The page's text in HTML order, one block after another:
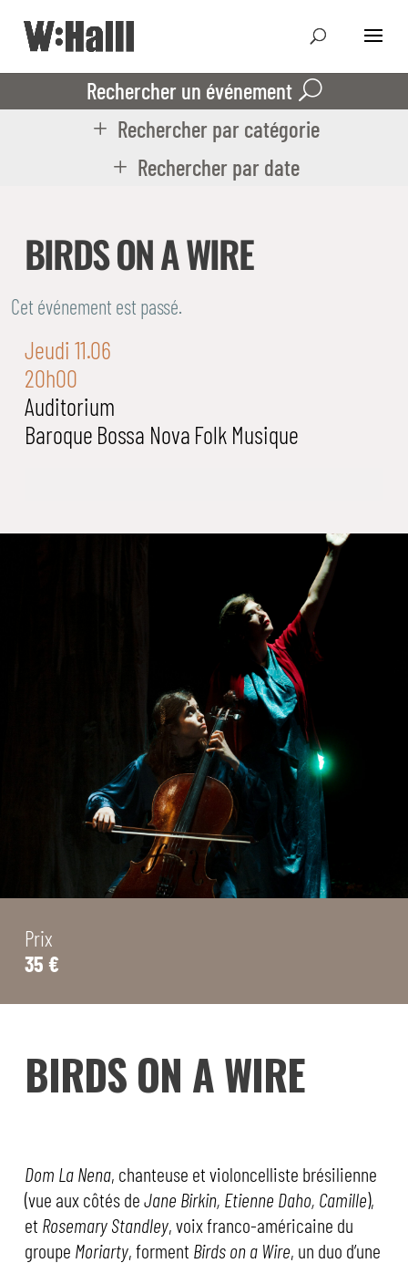
Rechercher un événement
Rechercher par catégorie
Rechercher par date
BIRDS ON A WIRE
Cet événement est passé.
Jeudi 11.06
20h00
Auditorium
Baroque Bossa Nova Folk Musique
Prix
35 €
BIRDS ON A WIRE
Dom La Nena, chanteuse et violoncelliste brésilienne
(vue aux côtés deJane Birkin, Etienne Daho, Camille),
et Rosemary Standley, voix franco-américaine du
groupe Moriarty, forment Birds on a Wire, un duo d’une